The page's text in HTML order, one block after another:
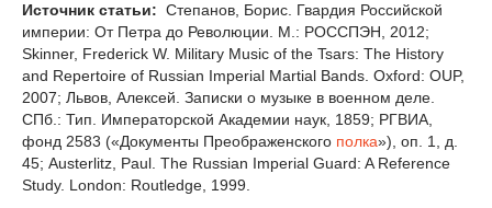
Источник статьи: Степанов, Борис. Гвардия Российской
империи: От Петра до Революции. М.: РОССПЭН, 2012;
Skinner, Frederick W. Military Music of the Tsars: The History
and Repertoire of Russian Imperial Martial Bands. Oxford: OUP,
2007; Львов, Алексей. Записки о музыке в военном деле.
СПб.: Тип. Императорской Академии наук, 1859; РГВИА,
фонд 2583 («Документы Преображенского полка»), оп. 1, д.
45; Austerlitz, Paul. The Russian Imperial Guard: A Reference
Study. London: Routledge, 1999.